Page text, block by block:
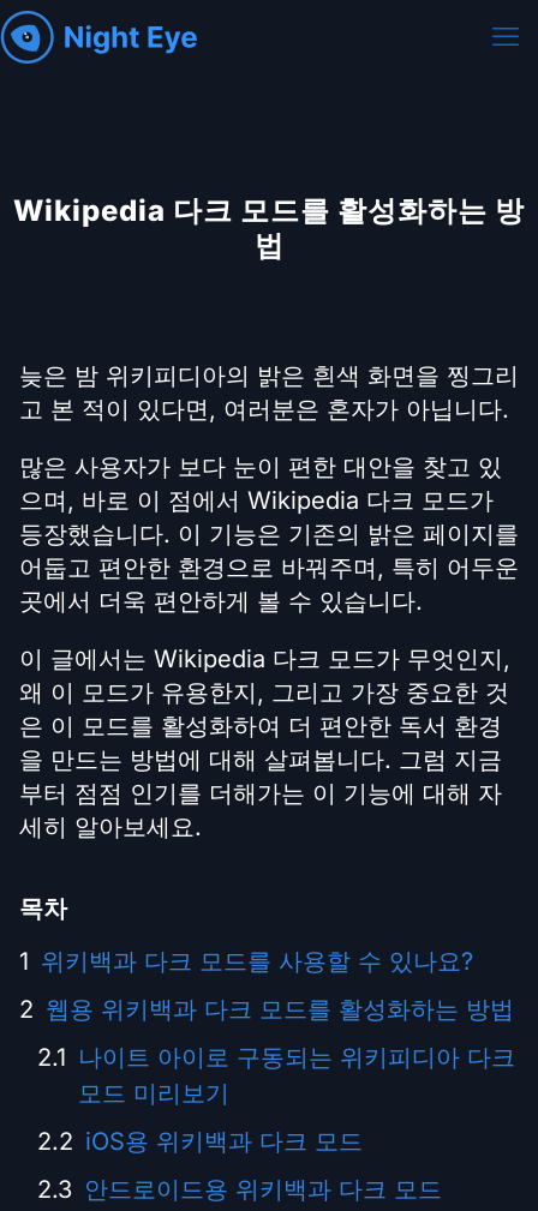
Wikipedia 다크 모드를 활성화하는 방
법
늦은 밤 위키피디아의 밝은 흰색 화면을 찡그리
고 본 적이 있다면, 여러분은 혼자가 아닙니다.
많은 사용자가 보다 눈이 편한 대안을 찾고 있
으며, 바로 이 점에서 Wikipedia 다크 모드가
등장했습니다. 이 기능은 기존의 밝은 페이지를
어둡고 편안한 환경으로 바꿔주며, 특히 어두운
곳에서 더욱 편안하게 볼 수 있습니다.
이 글에서는 Wikipedia 다크 모드가 무엇인지,
왜 이 모드가 유용한지, 그리고 가장 중요한 것
은 이 모드를 활성화하여 더 편안한 독서 환경
을 만드는 방법에 대해 살펴봅니다. 그럼 지금
부터 점점 인기를 더해가는 이 기능에 대해 자
세히 알아보세요.
목차
위키백과 다크 모드를 사용할 수 있나요?
웹용 위키백과 다크 모드를 활성화하는 방법
나이트 아이로 구동되는 위키피디아 다크
모드 미리보기
iOS용 위키백과 다크 모드
안드로이드용 위키백과 다크 모드